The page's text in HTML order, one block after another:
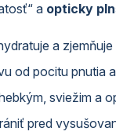
a opticky
a
od pocitu pnutia
sviežim a
pred